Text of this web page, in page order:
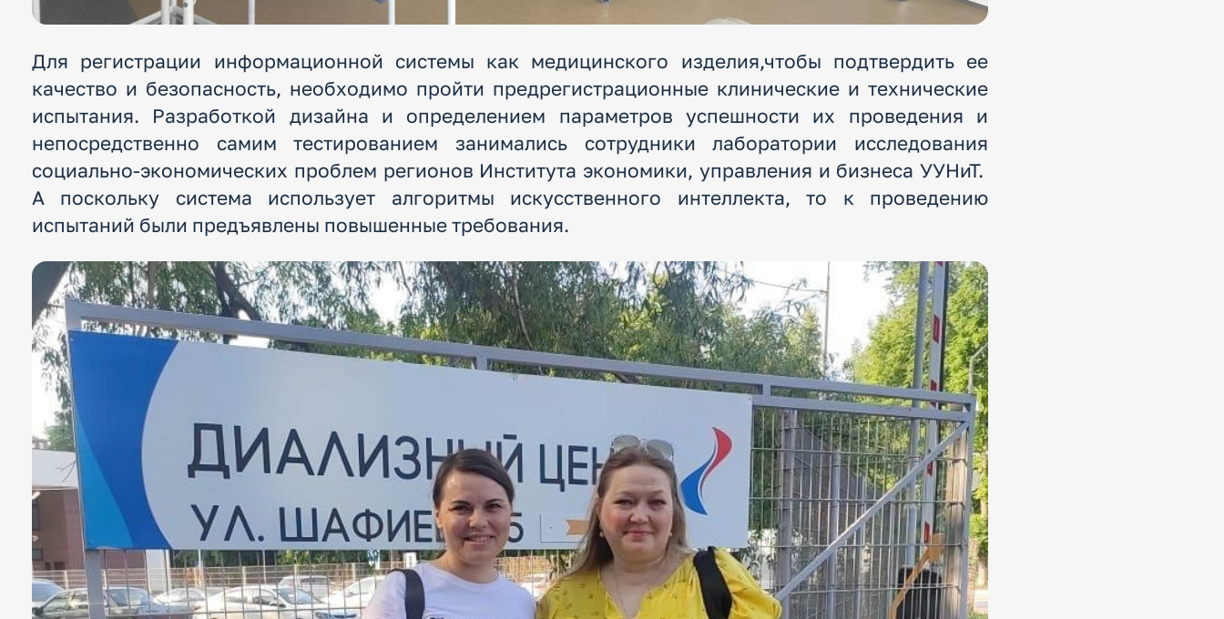
Для регистрации информационной системы как медицинского изделия,чтобы подтвердить ее
качество и безопасность, необходимо пройти предрегистрационные клинические и технические
испытания. Разработкой дизайна и определением параметров успешности их проведения и
непосредственно самим тестированием занимались сотрудники лаборатории исследования
социально-экономических проблем регионов Института экономики, управления и бизнеса УУНиТ.
А поскольку система использует алгоритмы искусственного интеллекта, то к проведению
испытаний были предъявлены повышенные требования.